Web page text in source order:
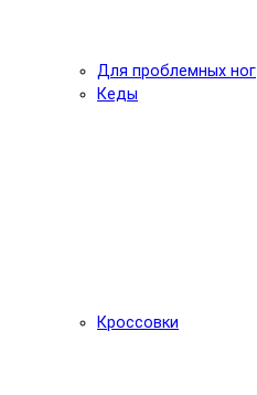
Для проблемных ног
Кеды
Кроссовки